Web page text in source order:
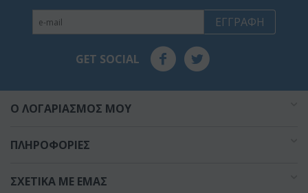
ΕΓΓΡΑΦΉ
GET SOCIAL
O ΛΟΓΑΡΙΑΣΜΌΣ ΜΟΥ
ΠΛΗΡΟΦΟΡΊΕΣ
ΣΧΕΤΙΚΆ ΜΕ ΕΜΆΣ